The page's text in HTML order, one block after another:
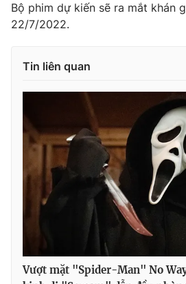
Bộ phim dự kiến sẽ ra mắt khán
22/7/2022.
Tin liên quan
Vượt mặt "Spider-Man" No